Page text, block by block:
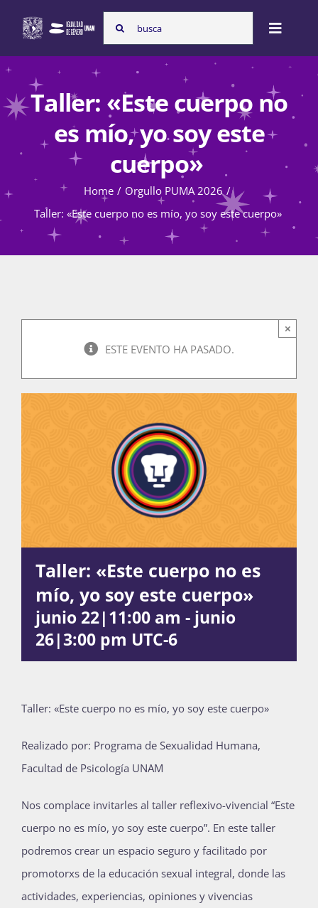
content
Search
for:
Toggle
Nosotras
Programas
Atención de la violencia de género
La Boletina
Blog
Recursos
Súmate
Publicaciones
Bienvenida generación 2027-1
Taller: «Este cuerpo no
es mío, yo soy este
cuerpo»
Home
Orgullo PUMA 2026
Taller: «Este cuerpo no es mío, yo soy este cuerpo»
ESTE EVENTO HA PASADO.
×
Taller: «Este cuerpo no es
mío, yo soy este cuerpo»
junio 22|11:00 am - junio
26|3:00 pm UTC-6
Taller: «Este cuerpo no es mío, yo soy este cuerpo»
Realizado por: Programa de Sexualidad Humana,
Facultad de Psicología UNAM
Nos complace invitarles al taller reflexivo-vivencial “Este
cuerpo no es mío, yo soy este cuerpo”. En este taller
podremos crear un espacio seguro y facilitado por
promotorxs de la educación sexual integral, donde las
actividades, experiencias, opiniones y vivencias